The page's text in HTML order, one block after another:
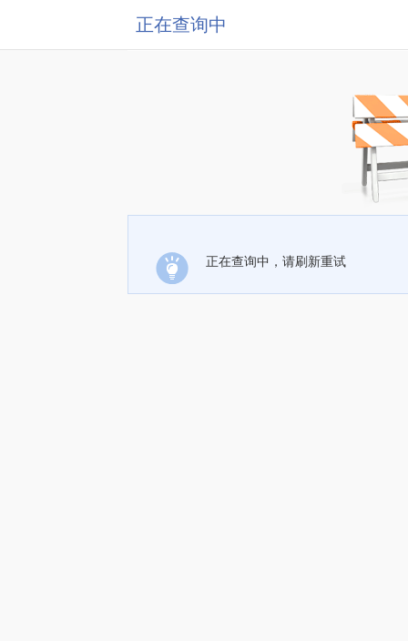
正在查询中
正在查询中，请刷新重试